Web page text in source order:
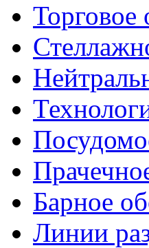
Торговое
Барное
Линии